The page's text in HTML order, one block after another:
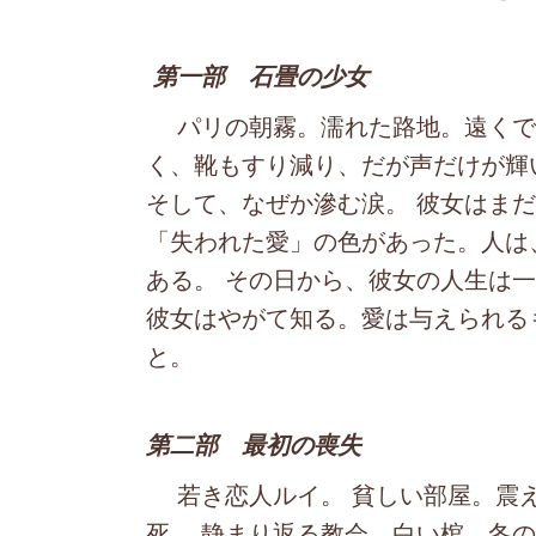
第一部 石畳の少女
パリの朝霧。濡れた路地。遠く
く、靴もすり減り、だが声だけが
そして、なぜか滲む涙。 彼女はま
「失われた愛」の色があった。人
ある。 その日から、彼女の人生
彼女はやがて知る。愛は与えられ
と。
第二部 最初の喪失
若き恋人ルイ。 貧しい部屋。震